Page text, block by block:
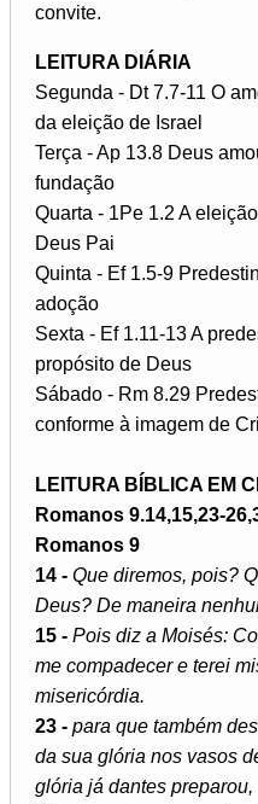
convite.
LEITURA DIÁRIA
Segunda - Dt 7.7-11 O
da eleição de Israel
Terça - Ap 13.8 Deus
fundação
Quarta - 1Pe 1.2 A
Deus Pai
Quinta - Ef 1.5-9
adoção
Sexta - Ef 1.11-13 A
propósito de Deus
Sábado - Rm 8.29
conforme à imagem de
LEITURA BÍBLICA EM
Romanos 9.14,15,23-
Romanos 9
14 - Que diremos, pois?
Deus? De maneira
15 - Pois diz a Moisés:
me compadecer e terei
misericórdia.
23 - para que também
da sua glória nos vasos
glória já dantes preparou,